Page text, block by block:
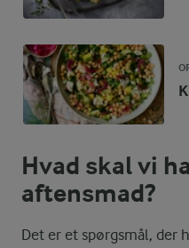
Hvad skal vi
aftensmad?
Det er et spørgsmål, der